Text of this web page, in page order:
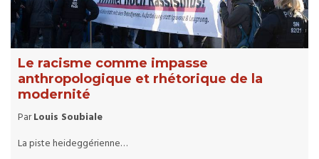
Le racisme comme impasse
anthropologique et rhétorique de la
modernité
ParLouis Soubiale
La piste heideggérienne…